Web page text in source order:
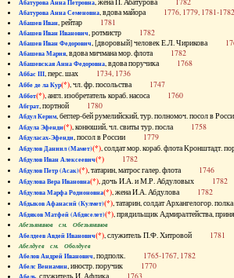
Абатурова Анна Петровна, жена П. Абатурова 1782
Абатурова Анна Семеновна, вдова майора 1776, 1779, 1781-1782
Абашев Иван, рейтар 1781
Абашев Иван Иванович, ротмистр 1782
Абашев Иван Федорович, [дворовый] человек Е.Л. Чирикова
Абашева Мария, вдова мичмана мор. флота 1782
Абашевская Анна Федоровна, вдова поручика 1768
Аббас III, перс. шах 1734, 1736
Аббе де ла Кур(*), чл. фр. посольства 1747
Аббот(*), англ. изобретатель кораб. насоса 1760
Абграт, портной 1780
Абдул Керим, беглер-бей румелийский, тур. полномоч. посол в
Абдула Эфенди(*), конюший, чл. свиты тур. посла 1758
Абдуласах-Эфенди, посол в России 1779
Абдулов Даниил (Мамет)(*), солдат мор. кораб. флота
Абдулов Иван Алексеевич(*) 1782
Абдулов Петр (Асак)(*), татарин, матрос галер. флота 1746
Абдулова Вера Ивановна(*), дочь И.А. и М.Р. Абдуловых 1782
Абдулова Марфа Родионовна(*), жена И.А. Абдулова 1782
Абдыков Афанасий (Кулмет)(*), татарин, солдат Архангелогор.
Абдяков Матфей (Абдяселет)(*), прядильщик Адмиралтейства,
Абезьянинов см. Обезьянинов
Абелдеев Авдей Иванович(*), служитель П.Ф. Хитровой 1781
Абелдуев см. Оболдуев
Абелов Андрей Иванович, подполк. 1765-1767, 1782
Абелс Вениамин, иностр. поручик 1770